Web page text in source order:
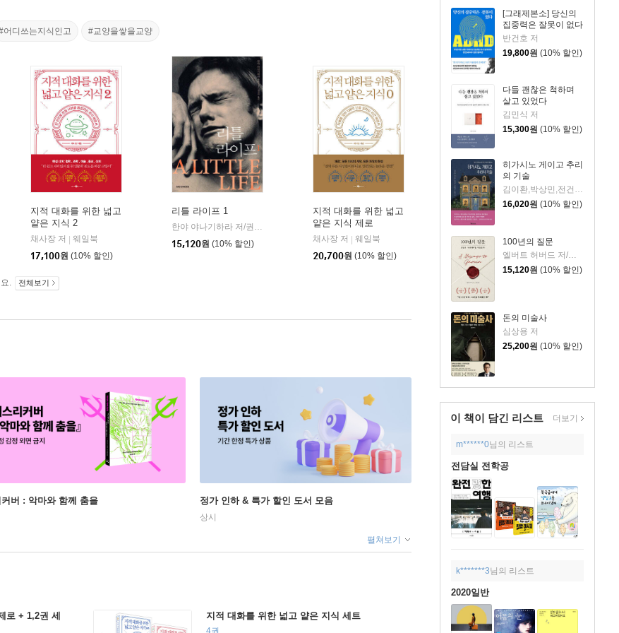
[그래제본소] 당신의
집중력은 잘못이 없다
반건호 저
19,800원 (10% 할인)
다들 괜찮은 척하며
살고 있었다
김민식 저
15,300원 (10% 할인)
히가시노 게이고 추리
의 기술
김이환,박상민,전건우,정명섭,조동신 저
16,020원 (10% 할인)
100년의 질문
엘버트 허버드 저/충희 편
15,120원 (10% 할인)
돈의 미술사
심상용 저
25,200원 (10% 할인)
이 책이 담긴 리스트 더보기
m******0님의 리스트
전담실 전학공
k*******3님의 리스트
2020일반
어디쓰는지식인고 #교양을쌓을교양
지적 대화를 위한 넓고
얕은 지식 2
채사장 저
웨일북
17,100원 (10% 할인)
리틀 라이프 1
한야 야나기하라 저/권진아 역
15,120원 (10% 할인)
지적 대화를 위한 넓고
얕은 지식 제로
채사장 저
웨일북
20,700원 (10% 할인)
. 전체보기
버 : 악마와 함께 춤을 정가 인하 & 특가 할인 도서 모음
상시
펼쳐보기
로 + 1,2권 세
지적 대화를 위한 넓고 얕은 지식 세트